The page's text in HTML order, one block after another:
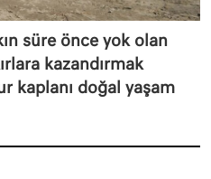
süre önce yok olan
kazandırmak
kaplanı doğal yaşam